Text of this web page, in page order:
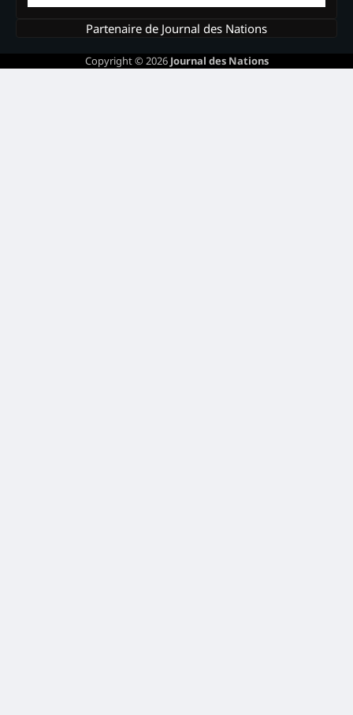
Partenaire de Journal des Nations
Copyright © 2026 Journal des Nations